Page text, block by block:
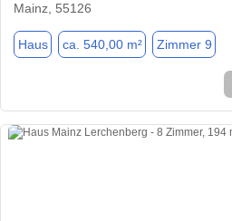
Mainz, 55126
Haus ca. 540,00 m² Zimmer 9